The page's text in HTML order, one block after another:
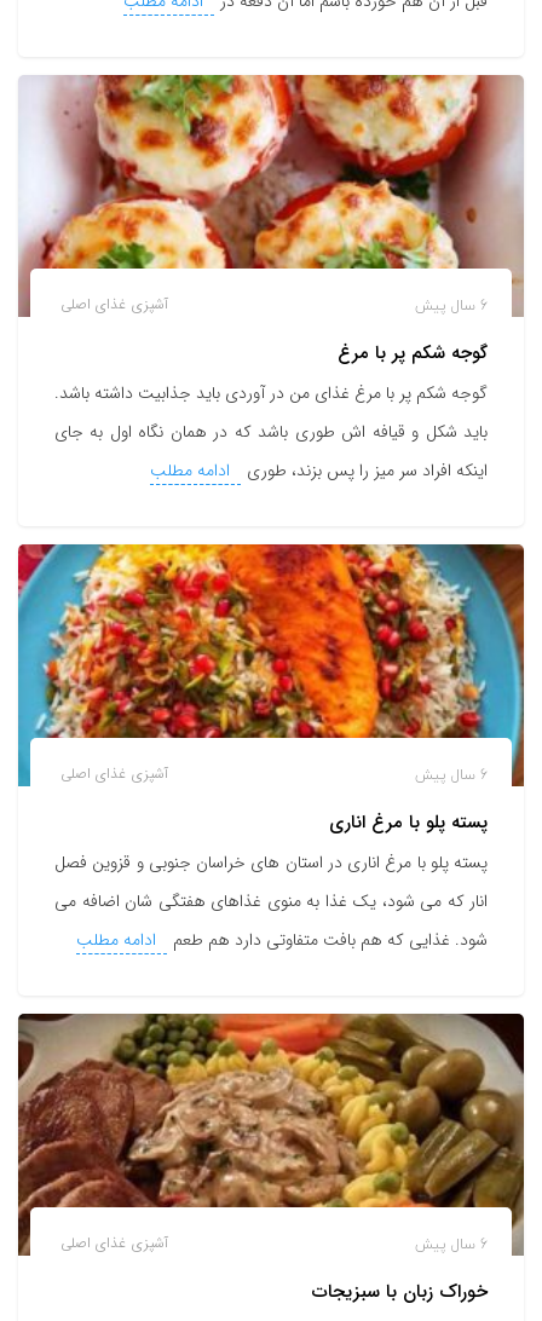
آشپزی غذای اصلی 6 سال پیش
گوجه شکم پر با مرغ
گوجه شکم پر با مرغ غذای من در آوردی باید جذابیت داشته باشد.
باید شکل و قیافه اش طوری باشد که در همان نگاه اول به جای
اینکه افراد سر میز را پس بزند، طوری
ادامه مطلب
آشپزی غذای اصلی 6 سال پیش
پسته پلو با مرغ اناری
پسته پلو با مرغ اناری در استان های خراسان جنوبی و قزوین فصل
انار که می شود، یک غذا به منوی غذاهای هفتگی شان اضافه می
شود. غذایی که هم بافت متفاوتی دارد هم طعم
ادامه مطلب
آشپزی غذای اصلی 6 سال پیش
خوراک زبان با سبزیجات